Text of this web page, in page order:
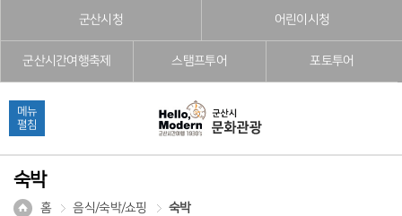
군산시청 어린이시청
군산시간여행축제 스탬프투어 포토투어
메뉴
펼침
숙박
홈 음식/숙박/쇼핑 숙박